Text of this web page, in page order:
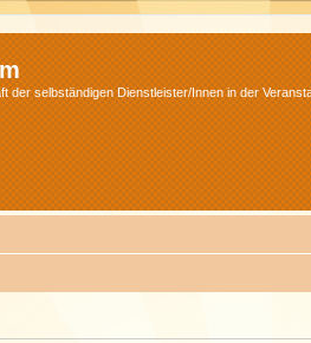
der selbständigen Dienstleister/Innen in der